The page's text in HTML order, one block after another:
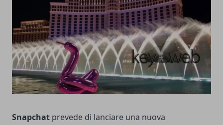
Snapchat prevede di lanciare una nuova